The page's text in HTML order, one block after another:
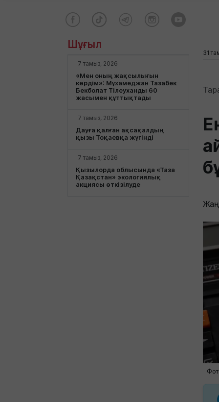
Шұғыл
7 тамыз, 2026
«Мен оның жақсылығын
көрдім»: Мұхамеджан Тазабек
Бекболат Тілеуханды 60
жасымен құттықтады
7 тамыз, 2026
Дауға қалған ақсақалдың
қызы Тоқаевқа жүгінді
7 тамыз, 2026
Қызылорда облысында «Таза
Қазақстан» экологиялық
акциясы өткізілуде
31